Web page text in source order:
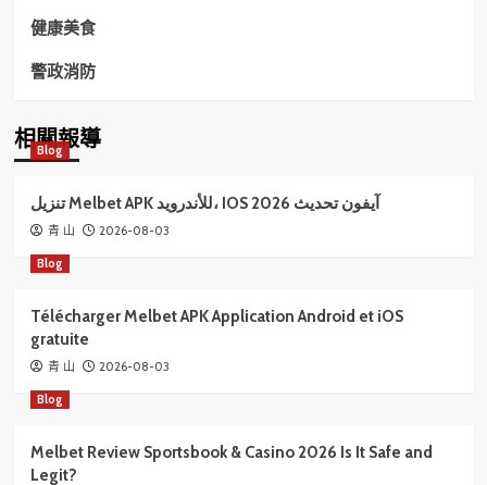
健康美食
警政消防
相關報導
Blog
تنزيل Melbet APK للأندرويد، IOS آيفون تحديث 2026
青 山 2026-08-03
Blog
Télécharger Melbet APK Application Android et iOS
gratuite
青 山 2026-08-03
Blog
Melbet Review Sportsbook & Casino 2026 Is It Safe and
Legit?